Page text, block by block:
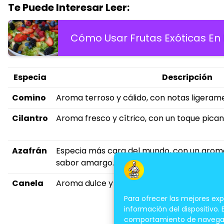
Para ofrecer las mejores
información del dispositivo.
comportamiento de
Te Puede Interesar Leer:
Cómo Usar Frutas Exóticas
Especia Descripción
Comino
Aroma terroso y cálido, con notas
Cilantro
Aroma fresco y cítrico, con un toque
Azafrán
Especia más cara del mundo, con un
sabor amargo.
Canela
Aroma dulce y cálido, con notas especiadas.